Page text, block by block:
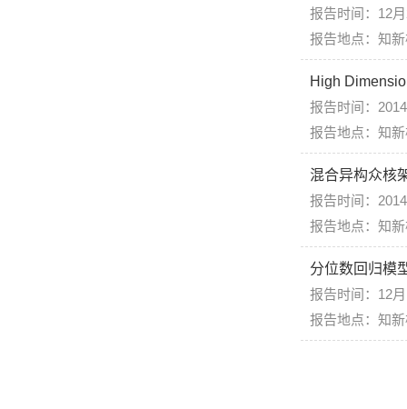
报告时间：12
报告地点：知
High
报告时间：
报告地点：知
混合异构众核
报告时间：
报告地点：知
分位数回归模
报告时间：12
报告地点：知